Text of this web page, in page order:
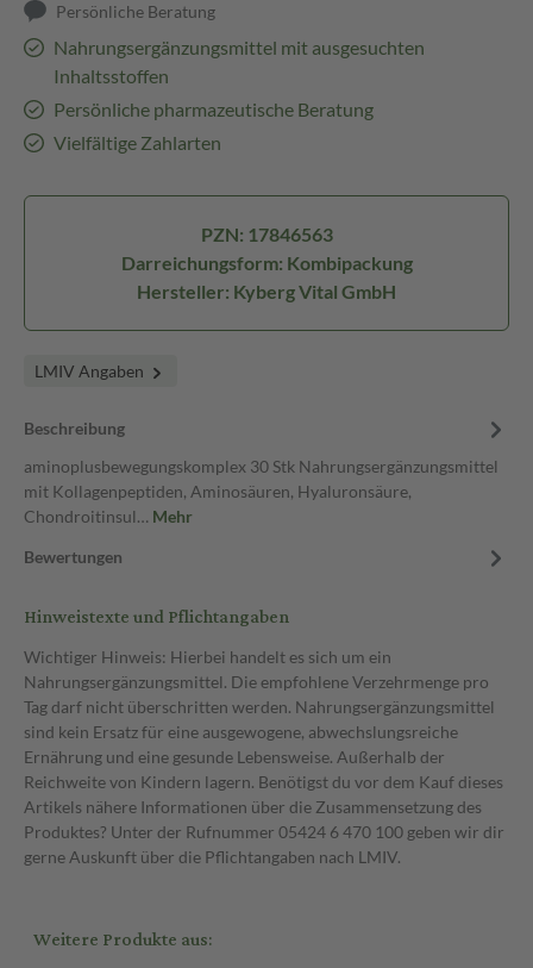
Persönliche Beratung
Nahrungsergänzungsmittel mit ausgesuchten
Inhaltsstoffen
Persönliche pharmazeutische Beratung
Vielfältige Zahlarten
PZN: 17846563
Darreichungsform: Kombipackung
Hersteller: Kyberg Vital GmbH
LMIV Angaben
Beschreibung
aminoplusbewegungskomplex 30 Stk Nahrungsergänzungsmittel
mit Kollagenpeptiden, Aminosäuren, Hyaluronsäure,
Chondroitinsul… Mehr
Bewertungen
Hinweistexte und Pflichtangaben
Wichtiger Hinweis: Hierbei handelt es sich um ein
Nahrungsergänzungsmittel. Die empfohlene Verzehrmenge pro
Tag darf nicht überschritten werden. Nahrungsergänzungsmittel
sind kein Ersatz für eine ausgewogene, abwechslungsreiche
Ernährung und eine gesunde Lebensweise. Außerhalb der
Reichweite von Kindern lagern. Benötigst du vor dem Kauf dieses
Artikels nähere Informationen über die Zusammensetzung des
Produktes? Unter der Rufnummer 05424 6 470 100 geben wir dir
gerne Auskunft über die Pflichtangaben nach LMIV.
Weitere Produkte aus: